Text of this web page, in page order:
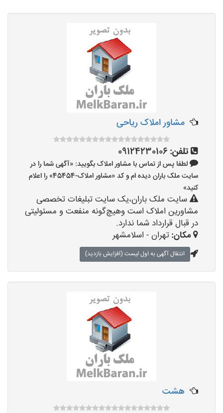
مشاور املاک ریاحی
تلفن: 09124230106
لطفا پس از تماس با مشاور املاک بگویید: «آگهی شما را در
سایت ملک باران دیده ام و کد «مشاور املاک-45454» را اعلام
کنید»
سایت ملک باران،یک سایت تبلیغات تخصصی
مشاورین املاک است وهیچ‌گونه منفعت و مسئولیتی
در قبال قرارداد شما ندارد.
مکان:تهران - اسلامشهر
انتقال آگهی به اول لیست (افزایش بازدید)
هشت